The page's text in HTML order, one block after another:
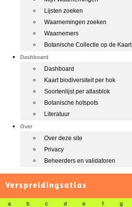
Lijsten zoeken
Waarnemingen zoeken
Waarnemers
Botanische Collectie op de Kaart
Dashboard
Dashboard
Kaart biodiversiteit per hok
Soortenlijst per atlasblok
Botanische hotspots
Literatuur
Over
Over deze site
Privacy
Beheerders en validatoren
Verspreidingsatlas
a b c d e f g